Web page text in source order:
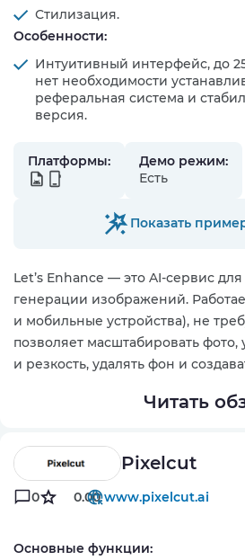
Стилизация.
Особенности:
Интуитивный интерфейс, до
нет необходимости
реферальная система и
версия.
Платформы:
Демо режим:
Есть
Показать
Let’s Enhance — это AI-сервис
генерации изображений.
и мобильные устройства), не
позволяет масштабировать
и резкость, удалять фон и
Читать
Pixelcut
0 0.00www.pixelcut.ai
Основные функции: